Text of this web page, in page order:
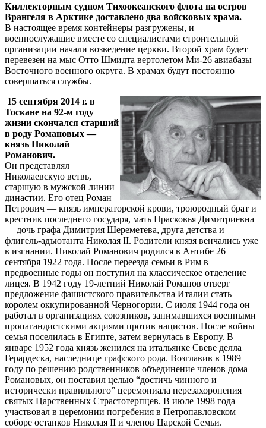
Киллекторным судном Тихоокеанского флота на остров
Врангеля в Арктике доставлено два войсковых храма.
В настоящее время контейнеры разгружены, и
военнослужащие вместе со специалистами строительной
организации начали возведение церкви. Второй храм будет
перевезен на мыс Отто Шмидта вертолетом Ми-26 авиабазы
Восточного военного округа. В храмах будут постоянно
совершаться службы.
15 сентября 2014 г. в
Тоскане на 92-м году
жизни скончался старший
в роду Романовых —
князь Николай
Романович.
Он представлял
Николаевскую ветвь,
старшую в мужской линии
династии. Его отец Роман
Петрович — князь императорской крови, троюродный брат и
крестник последнего государя, мать Прасковья Димитриевна
— дочь графа Димитрия Шереметева, друга детства и
флигель-адъютанта Николая II. Родители князя венчались уже
в изгнании. Николай Романович родился в Антибе 26
сентября 1922 года. После переезда семьи в Рим в
предвоенные годы он поступил на классическое отделение
лицея. В 1942 году 19-летний Николай Романов отверг
предложение фашистского правительства Италии стать
королем оккупированной Черногории. С июля 1944 года он
работал в организациях союзников, занимавшихся военными
пропагандистскими акциями против нацистов. После войны
семья поселилась в Египте, затем вернулась в Европу. В
январе 1952 года князь женился на итальянке Свеве делла
Герардеска, наследнице графского рода. Возглавив в 1989
году по решению родственников объединение членов дома
Романовых, он поставил целью “достичь чинного и
исторически правильного” церемониала перезахоронения
святых Царственных Страстотерпцев. В июле 1998 года
участвовал в церемонии погребения в Петропавловском
соборе останков Николая II и членов Царской Семьи.